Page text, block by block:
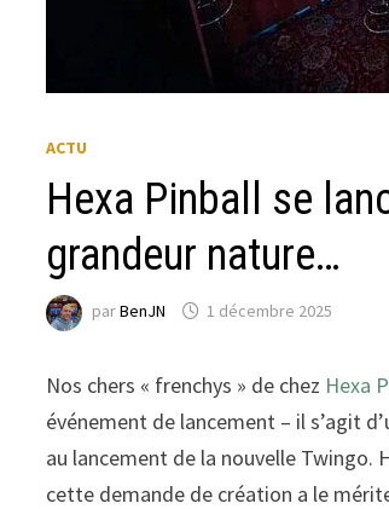
ACTU
Hexa Pinball se
grandeur nature…
parBenJN 1 décembre 2025
Nos chers « frenchys » de chez Hexa
événement de lancement – il s’agit
au lancement de la nouvelle Twingo.
cette demande de création a le